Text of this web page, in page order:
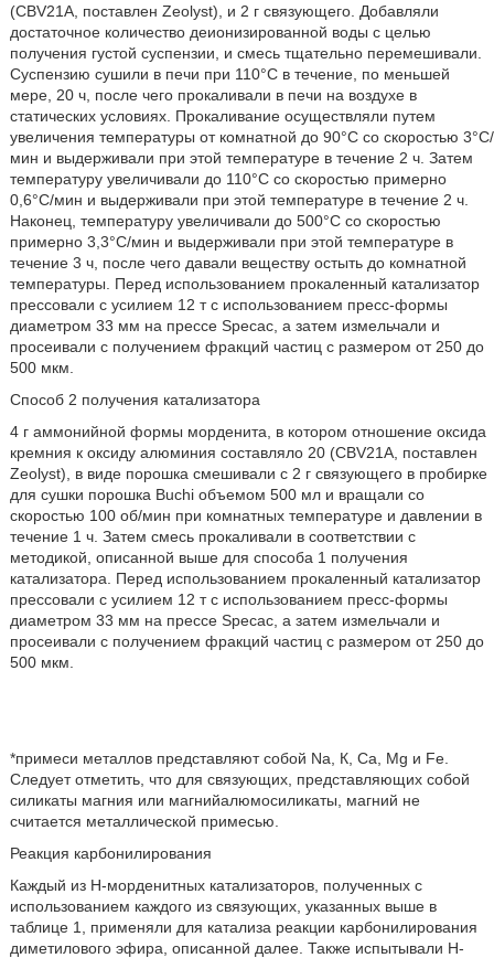
(CBV21A, поставлен Zeolyst), и 2 г связующего. Добавляли
достаточное количество деионизированной воды с целью
получения густой суспензии, и смесь тщательно перемешивали.
Суспензию сушили в печи при 110°С в течение, по меньшей
мере, 20 ч, после чего прокаливали в печи на воздухе в
статических условиях. Прокаливание осуществляли путем
увеличения температуры от комнатной до 90°С со скоростью 3°С/
мин и выдерживали при этой температуре в течение 2 ч. Затем
температуру увеличивали до 110°С со скоростью примерно
0,6°С/мин и выдерживали при этой температуре в течение 2 ч.
Наконец, температуру увеличивали до 500°С со скоростью
примерно 3,3°С/мин и выдерживали при этой температуре в
течение 3 ч, после чего давали веществу остыть до комнатной
температуры. Перед использованием прокаленный катализатор
прессовали с усилием 12 т с использованием пресс-формы
диаметром 33 мм на прессе Specac, а затем измельчали и
просеивали с получением фракций частиц с размером от 250 до
500 мкм.
Способ 2 получения катализатора
4 г аммонийной формы морденита, в котором отношение оксида
кремния к оксиду алюминия составляло 20 (CBV21A, поставлен
Zeolyst), в виде порошка смешивали с 2 г связующего в пробирке
для сушки порошка Buchi объемом 500 мл и вращали со
скоростью 100 об/мин при комнатных температуре и давлении в
течение 1 ч. Затем смесь прокаливали в соответствии с
методикой, описанной выше для способа 1 получения
катализатора. Перед использованием прокаленный катализатор
прессовали с усилием 12 т с использованием пресс-формы
диаметром 33 мм на прессе Specac, а затем измельчали и
просеивали с получением фракций частиц с размером от 250 до
500 мкм.
*примеси металлов представляют собой Na, К, Са, Mg и Fe.
Следует отметить, что для связующих, представляющих собой
силикаты магния или магнийалюмосиликаты, магний не
считается металлической примесью.
Реакция карбонилирования
Каждый из Н-морденитных катализаторов, полученных с
использованием каждого из связующих, указанных выше в
таблице 1, применяли для катализа реакции карбонилирования
диметилового эфира, описанной далее. Также испытывали Н-